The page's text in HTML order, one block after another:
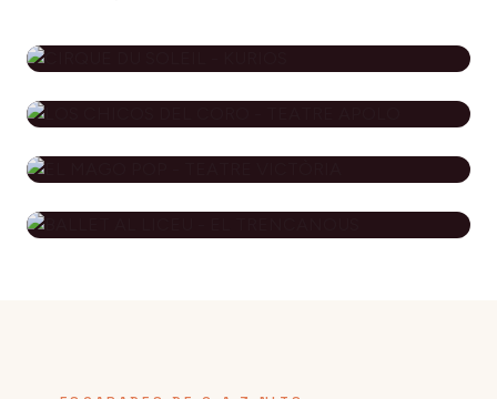
CIRQUE DU SOLEIL - KURIOS
LOS CHICOS DEL CORO - TEATRE
APOLO
EL MAGO POP - TEATRE
VICTÒRIA